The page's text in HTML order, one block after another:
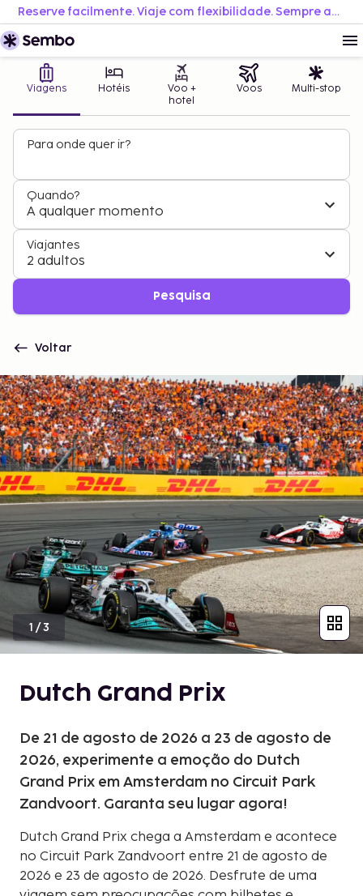
Reserve facilmente. Viaje com flexibilidade. Sempre ao melhor preço.
Viagens Hotéis
Voo +
hotel
Voos Multi-stop
Para onde quer ir?
Quando?
A qualquer momento
Viajantes
2 adultos
Pesquisa
Voltar
1 /3
Dutch Grand Prix
De 21 de agosto de 2026 a 23 de agosto de
2026, experimente a emoção do Dutch
Grand Prix em Amsterdam no Circuit Park
Zandvoort. Garanta seu lugar agora!
Dutch Grand Prix chega a Amsterdam e acontece
no Circuit Park Zandvoort entre 21 de agosto de
2026 e 23 de agosto de 2026. Desfrute de uma